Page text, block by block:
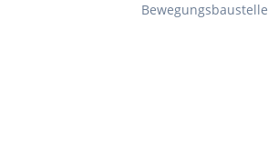
Bewegungsbaustelle